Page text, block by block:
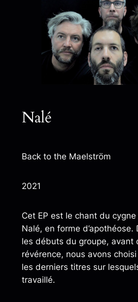
Nalé
Back to the Maelström
2021
Cet EP est le chant du
Nalé, en forme d’apothéose.
les débuts du groupe, avant
révérence, nous avons choisi
les derniers titres sur
travaillé.